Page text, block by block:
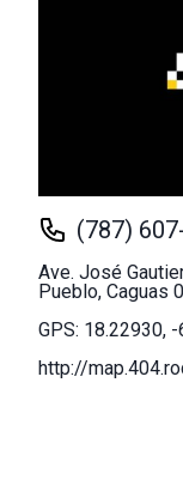
(787)
Ave. José
Pueblo, Caguas
GPS: 18.22930,
http://